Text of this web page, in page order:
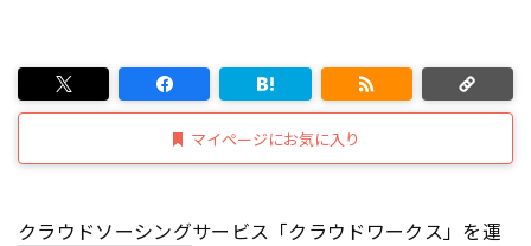
マイページにお気に入り
クラウドソーシングサービス「クラウドワークス」を運